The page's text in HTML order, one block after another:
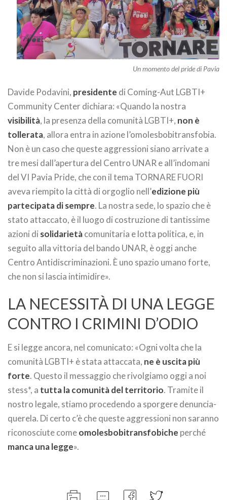
Un momento del pride di Pavia
Davide Podavini, presidente di Coming-Aut LGBTI+
Community Center dichiara: «Quando la nostra
visibilità, la presenza della comunità LGBTI+, non è
tollerata, allora entra in azione l’omolesbobitransfobia.
Non è un caso che queste aggressioni siano arrivate a
tre mesi dall’apertura del Centro UNAR e all’indomani
del VI Pavia Pride, che con il tema TORNARE FUORI
aveva riempito la città di orgoglio nell’edizione più
partecipata di sempre. La nostra sede, lo spazio che è
stato attaccato, è il luogo di costruzione di tantissime
azioni di solidarietàcomunitaria e lotta politica, e, in
seguito alla vittoria del bando UNAR, è oggi anche
Centro Antidiscriminazioni. È uno spazio umano forte,
che non si lascia intimidire».
LA NECESSITÀ DI UNA LEGGE
CONTRO I CRIMINI D’ODIO
E si legge ancora, nel comunicato: «Ogni volta che la
comunità LGBTI+ è stata attaccata, ne è uscita più
forte. Questo il messaggio che rivolgiamo oggi a noi
stess*, a tutta la comunità del territorio. Tramite il
nostro legale, stiamo procedendo a sporgere denuncia-
querela. Di certo c’è che queste aggressioni non saranno
riconosciute comeomolesbobitransfobiche perché
manca una legge».